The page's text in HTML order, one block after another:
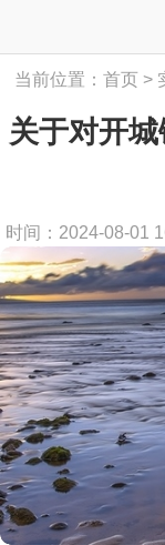
当前位置：首页 >
关于对开
时间：2024-08-01